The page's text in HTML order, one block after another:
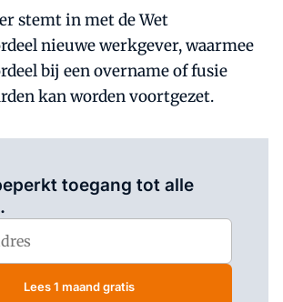
stemt in met de Wet
nieuwe werkgever, waarmee
bij een overname of fusie
kan worden voortgezet.
toegang tot alle
Lees 1 maand gratis